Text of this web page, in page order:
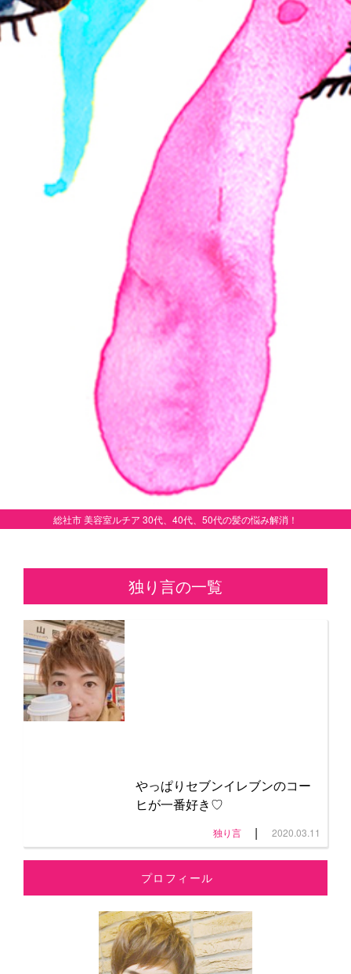
総社市 美容室ルチア 30代、40代、50代の髪の悩み解消！
独り言の一覧
やっぱりセブンイレブンのコー
ヒが一番好き♡
独り言 | 2020.03.11
プロフィール